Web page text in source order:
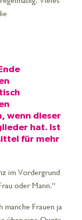
wenn dieser
hat. Ist
für mehr
im Vordergrund
oder Mann.“
manche Frauen ja